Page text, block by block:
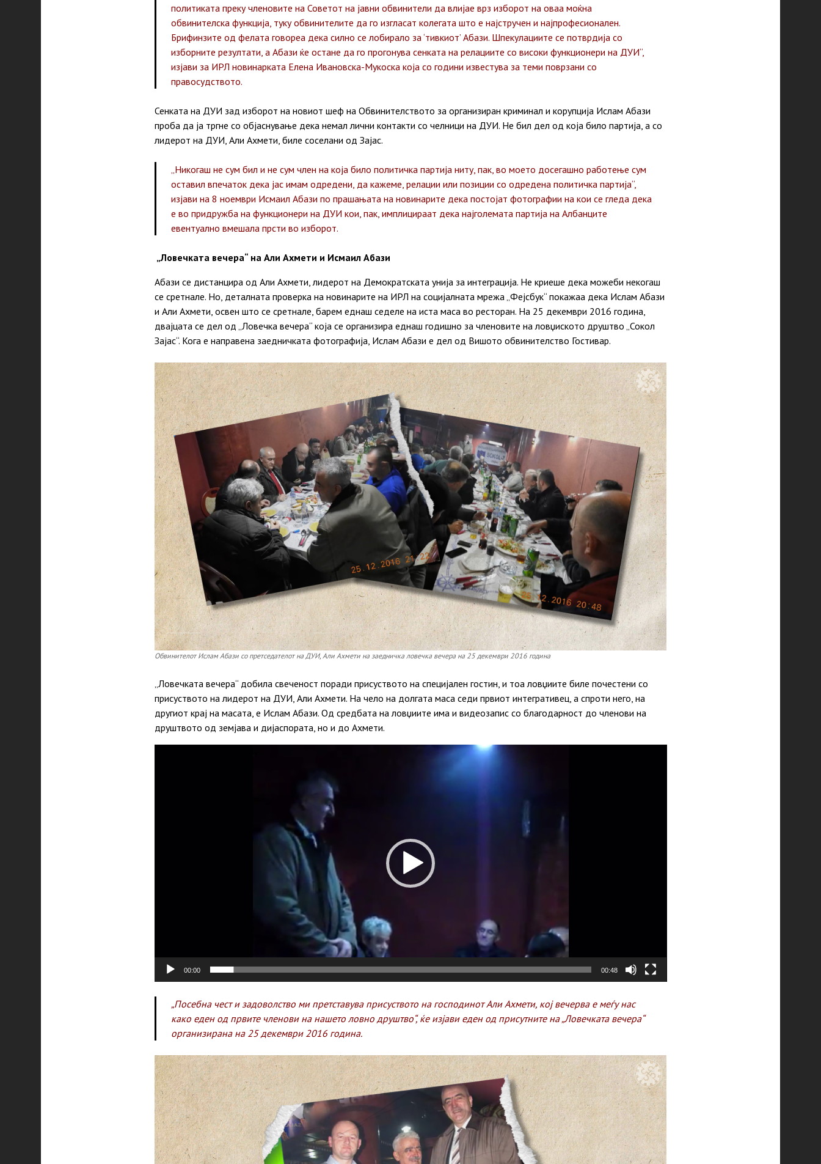
политиката преку членовите на Советот на јавни обвинители да влијае врз изборот на оваа моќна
обвинителска функција, туку обвинителите да го изгласат колегата што е најстручен и најпрофесионален.
Брифинзите од фелата говореа дека силно се лобирало за ‘тивкиот’ Абази. Шпекулациите се потврдија со
изборните резултати, а Абази ќе остане да го прогонува сенката на релациите со високи функционери на ДУИ“,
изјави за ИРЛ новинарката Елена Ивановска-Мукоска која со години известува за теми поврзани со
правосудството.
Сенката на ДУИ зад изборот на новиот шеф на Обвинителството за организиран криминал и корупција Ислам Абази
проба да ја тргне со објаснување дека немал лични контакти со челници на ДУИ. Не бил дел од која било партија, а со
лидерот на ДУИ, Али Ахмети, биле соселани од Зајас.
„Никогаш не сум бил и не сум член на која било политичка партија ниту, пак, во моето досегашно работење сум
оставил впечаток дека јас имам одредени, да кажеме, релации или позиции со одредена политичка партија“,
изјави на 8 ноември Исмаил Абази по прашањата на новинарите дека постојат фотографии на кои се гледа дека
е во придружба на функционери на ДУИ кои, пак, имплицираат дека најголемата партија на Албанците
евентуално вмешала прсти во изборот.
„Ловечката вечера“ на Али Ахмети и Исмаил Абази
Абази се дистанцира од Али Ахмети, лидерот на Демократската унија за интеграција. Не криеше дека можеби некогаш
се сретнале. Но, деталната проверка на новинарите на ИРЛ на социјалната мрежа „Фејсбук“ покажаа дека Ислам Абази
и Али Ахмети, освен што се сретнале, барем еднаш седеле на иста маса во ресторан. На 25 декември 2016 година,
двајцата се дел од „Ловечка вечера“ која се организира еднаш годишно за членовите на ловџиското друштво „Сокол
Зајас“. Кога е направена заедничката фотографија, Ислам Абази е дел од Вишото обвинителство Гостивар.
Обвинителот Ислам Абази со претседателот на ДУИ, Али Ахмети на заедничка ловечка вечера на 25 декември 2016 година
„Ловечката вечера“ добила свеченост поради присуството на специјален гостин, и тоа ловџиите биле почестени со
присуството на лидерот на ДУИ, Али Ахмети. На чело на долгата маса седи првиот интегративец, а спроти него, на
другиот крај на масата, е Ислам Абази. Од средбата на ловџиите има и видеозапис со благодарност до членови на
друштвото од земјава и дијаспората, но и до Ахмети.
00:00 00:48
„Посебна чест и задоволство ми претставува присуството на господинот Али Ахмети, кој вечерва е меѓу нас
како еден од првите членови на нашето ловно друштво“, ќе изјави еден од присутните на „Ловечката вечера“
организирана на 25 декември 2016 година.